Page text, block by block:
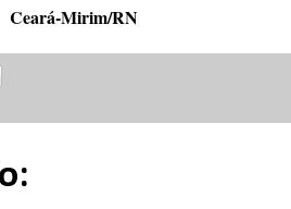
Ceará-Mirim/RN